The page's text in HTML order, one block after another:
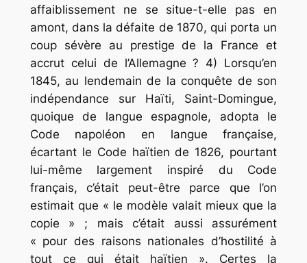
affaiblissement ne se situe-t-elle pas en
amont, dans la défaite de 1870, qui porta un
coup sévère au prestige de la France et
accrut celui de l’Allemagne ? 4) Lorsqu’en
1845, au lendemain de la conquête de son
indépendance sur Haïti, Saint-Domingue,
quoique de langue espagnole, adopta le
Code napoléon en langue française,
écartant le Code haïtien de 1826, pourtant
lui-même largement inspiré du Code
français, c’était peut-être parce que l’on
estimait que « le modèle valait mieux que la
copie » ; mais c’était aussi assurément
« pour des raisons nationales d’hostilité à
tout ce qui était haïtien ». Certes la